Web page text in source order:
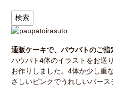
通販ケーキで、パウパトのご
パウパト4体のイラストをお送
お作りしました。4体か少し重
さしいピンクでうれしいバー